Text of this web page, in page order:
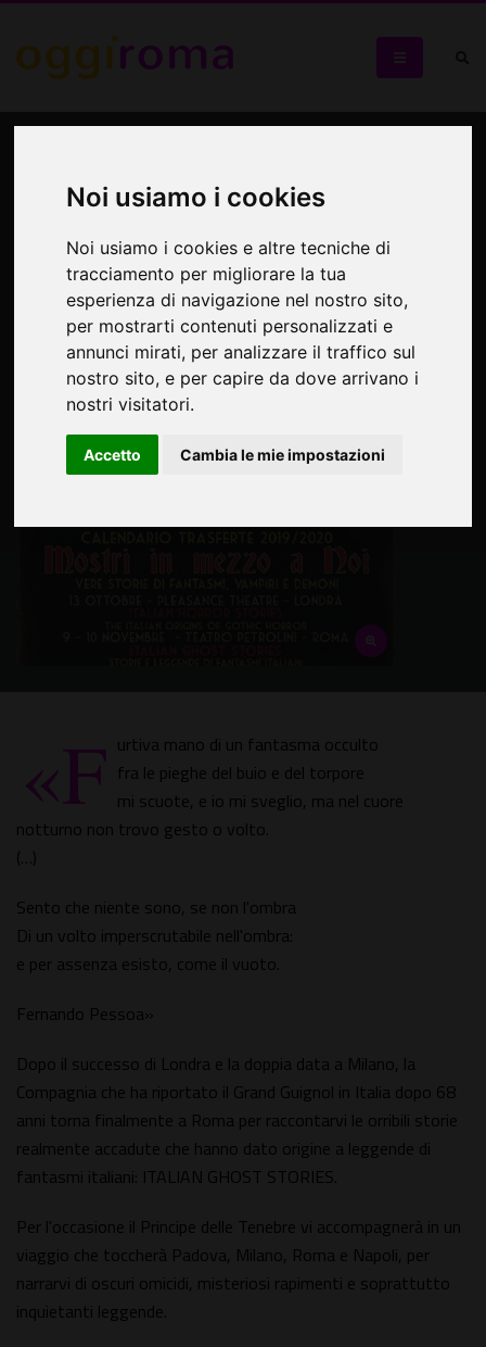
Noi usiamo i cookies
Noi usiamo i cookies e altre tecniche di
tracciamento per migliorare la tua
esperienza di navigazione nel nostro sito,
per mostrarti contenuti personalizzati e
annunci mirati, per analizzare il traffico sul
nostro sito, e per capire da dove arrivano i
nostri visitatori.
Accetto Cambia le mie impostazioni
L'inferno è una mera consolazione per chi è condannato a
«F urtiva mano di un fantasma occulto
fra le pieghe del buio e del torpore
mi scuote, e io mi sveglio, ma nel cuore
notturno non trovo gesto o volto.
(…)
Sento che niente sono, se non l'ombra
Di un volto imperscrutabile nell'ombra:
e per assenza esisto, come il vuoto.
Fernando Pessoa»
Dopo il successo di Londra e la doppia data a Milano, la
Compagnia che ha riportato il Grand Guignol in Italia dopo 68
anni torna finalmente a Roma per raccontarvi le orribili storie
realmente accadute che hanno dato origine a leggende di
fantasmi italiani: ITALIAN GHOST STORIES.
Per l'occasione il Principe delle Tenebre vi accompagnerà in un
viaggio che toccherà Padova, Milano, Roma e Napoli, per
narrarvi di oscuri omicidi, misteriosi rapimenti e soprattutto
inquietanti leggende.